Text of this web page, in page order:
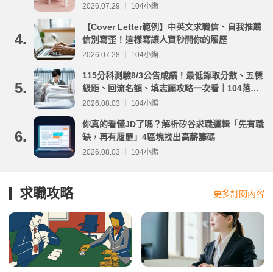
2026.07.29 ｜ 104小編
4.
【Cover Letter範例】中英文求職信、自我推薦
信別寫歪！這樣寫讓人資秒開你的履歷
2026.07.28 ｜ 104小編
5.
115分科測驗8/3公告成績！最低錄取分數、五標
級距、回流名額、填志願攻略一次看｜104落點
分析
2026.08.03 ｜ 104小編
6.
你真的看懂JD了嗎？解析矽谷求職邏輯「先有職
缺，再有履歷」4區塊找出高薪籌碼
2026.08.03 ｜ 104小編
求職攻略 更多訂閱內容